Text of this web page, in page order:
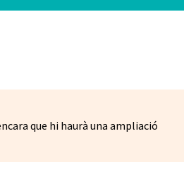
que hi haurà una ampliació